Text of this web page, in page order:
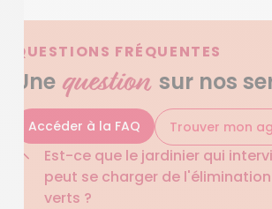
QUESTIONS FRÉQUENTES
Une question sur nos
Accéder à la FAQ Trouver mon
Est-ce que le jardinier qui
peut se charger de
verts ?